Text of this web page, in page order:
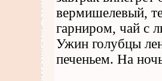
вермишелевый,
гарниром, чай с
Ужин голубцы
печеньем. На